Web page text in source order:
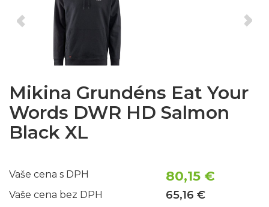
Mikina Grundéns Eat Your
Words DWR HD Salmon
Black XL
Vaše cena s DPH 80,15 €
Vaše cena bez DPH 65,16 €